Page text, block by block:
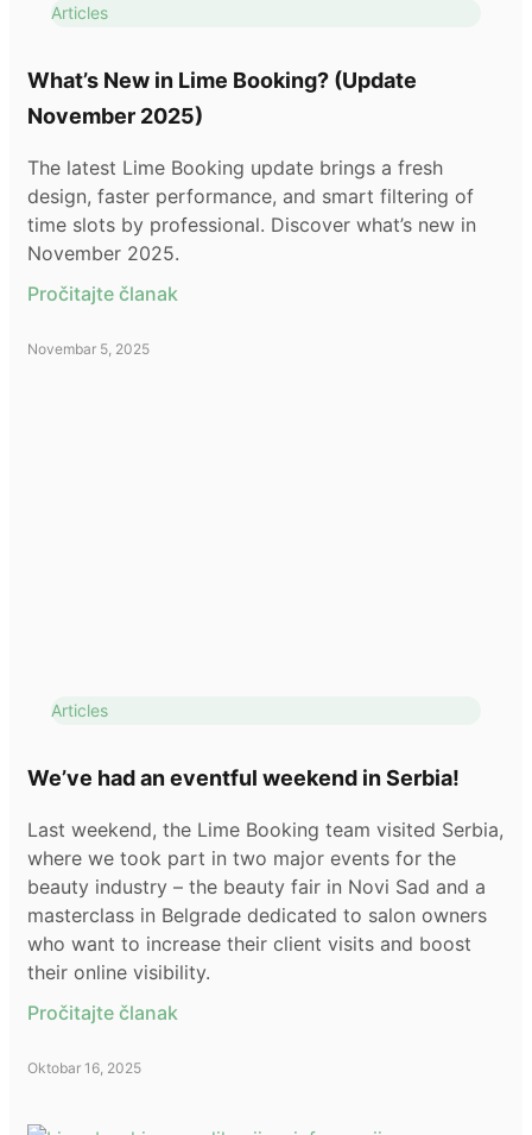
Articles
What’s New in Lime Booking? (Update
November 2025)
The latest Lime Booking update brings a fresh
design, faster performance, and smart filtering of
time slots by professional. Discover what’s new in
November 2025.
Pročitajte članak
Novembar 5, 2025
Articles
We’ve had an eventful weekend in Serbia!
Last weekend, the Lime Booking team visited Serbia,
where we took part in two major events for the
beauty industry – the beauty fair in Novi Sad and a
masterclass in Belgrade dedicated to salon owners
who want to increase their client visits and boost
their online visibility.
Pročitajte članak
Oktobar 16, 2025